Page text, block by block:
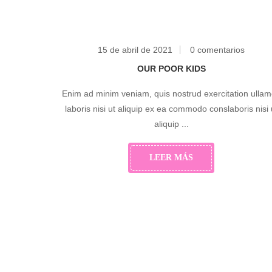
15 de abril de 2021
0 comentarios
OUR POOR KIDS
Enim ad minim veniam, quis nostrud exercitation
laboris nisi ut aliquip ex ea commodo conslaboris nisi
aliquip ...
LEER MÁS